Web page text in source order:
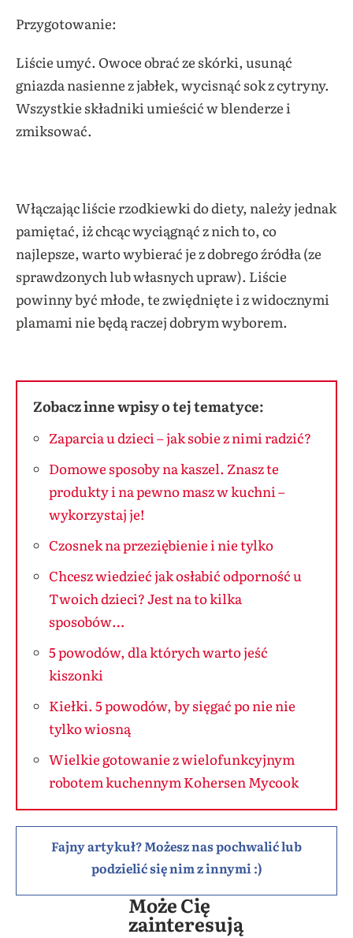
Przygotowanie:
Liście umyć. Owoce obrać ze skórki, usunąć
gniazda nasienne z jabłek, wycisnąć sok z cytryny.
Wszystkie składniki umieścić w blenderze i
zmiksować.
Włączając liście rzodkiewki do diety, należy jednak
pamiętać, iż chcąc wyciągnąć z nich to, co
najlepsze, warto wybierać je z dobrego źródła (ze
sprawdzonych lub własnych upraw). Liście
powinny być młode, te zwiędnięte i z widocznymi
plamami nie będą raczej dobrym wyborem.
Zobacz inne wpisy o tej tematyce:
Zaparcia u dzieci – jak sobie z nimi radzić?
Domowe sposoby na kaszel. Znasz te
produkty i na pewno masz w kuchni –
wykorzystaj je!
Czosnek na przeziębienie i nie tylko
Chcesz wiedzieć jak osłabić odporność u
Twoich dzieci? Jest na to kilka
sposobów…
5 powodów, dla których warto jeść
kiszonki
Kiełki. 5 powodów, by sięgać po nie nie
tylko wiosną
Wielkie gotowanie z wielofunkcyjnym
robotem kuchennym Kohersen Mycook
Fajny artykuł? Możesz nas pochwalić lub
podzielić się nim z innymi :)
Może Cię
zainteresują